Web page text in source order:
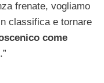
frenate, vogliamo
classifica e tornare
come
.”